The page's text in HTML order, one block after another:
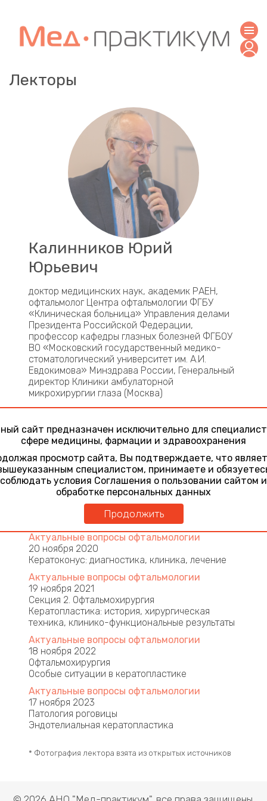
Лекторы
Калинников Юрий
Юрьевич
доктор медицинских наук, академик РАЕН,
офтальмолог Центра офтальмологии ФГБУ
«Клиническая больница» Управления делами
Президента Российской Федерации,
профессор кафедры глазных болезней ФГБОУ
ВО «Московский государственный медико-
стоматологический университет им. А.И.
Евдокимова» Минздрава России, Генеральный
директор Клиники амбулаторной
микрохирургии глаза (Москва)
Участие в конференциях
Актуальные вопросы офтальмологии
23 ноября 2018
Современные подходы к хирургическому
лечению кератоконуса
Актуальные вопросы офтальмологии
22 ноября 2019
Фемтокератопластика: техника, результаты,
Актуальные вопросы офтальмологии
20 ноября 2020
Кератоконус: диагностика, клиника, лечение
Актуальные вопросы офтальмологии
19 ноября 2021
Секция 2. Офтальмохирургия
Кератопластика: история, хирургическая
техника, клинико-функциональные результаты
Актуальные вопросы офтальмологии
18 ноября 2022
Офтальмохирургия
Особые ситуации в кератопластике
Актуальные вопросы офтальмологии
17 ноября 2023
Патология роговицы
Эндотелиальная кератопластика
* Фотография лектора взята из открытых источников
сайт предназначен исключительно для
сфере медицины, фармации и здравоохранения
просмотр сайта, Вы подтверждаете, что
специалистом, принимаете и
соблюдать условия Соглашения о пользовании сайтом и
обработке персональных данных
Продолжить